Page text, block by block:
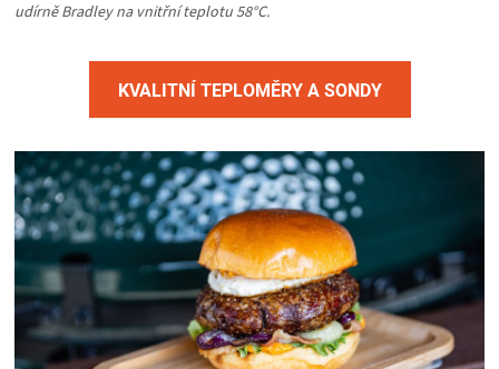
udírně Bradley na vnitřní teplotu 58°C.
KVALITNÍ TEPLOMĚRY A SONDY